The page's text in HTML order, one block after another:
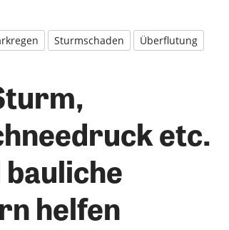
Sturmschaden
Überflutung
etc.
helfen